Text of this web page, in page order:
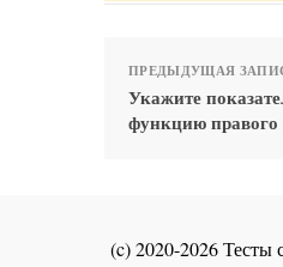
ПРЕДЫДУЩАЯ
Укажите
функцию правого
(c) 2020-2026 Тесты